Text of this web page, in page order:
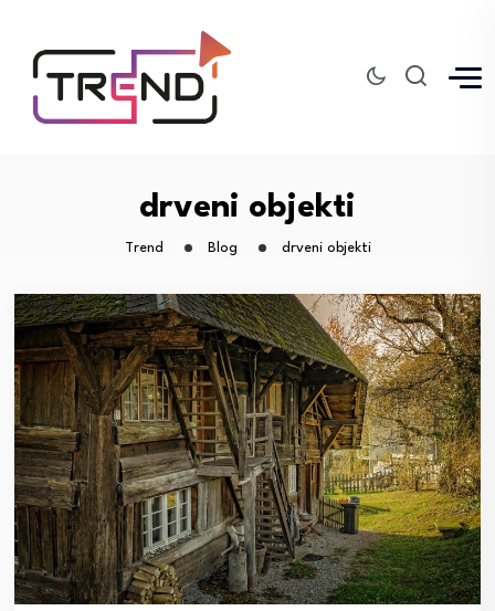
drveni objekti
Trend Blog drveni objekti